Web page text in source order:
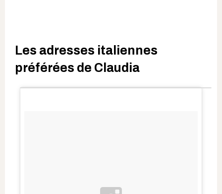
Les adresses italiennes
préférées de Claudia